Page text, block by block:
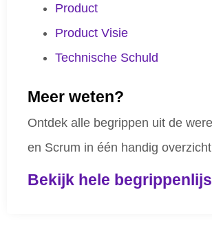
Product
Product Visie
Technische Schuld
Meer weten?
Ontdek alle begrippen uit de
en Scrum in één handig
Bekijk hele